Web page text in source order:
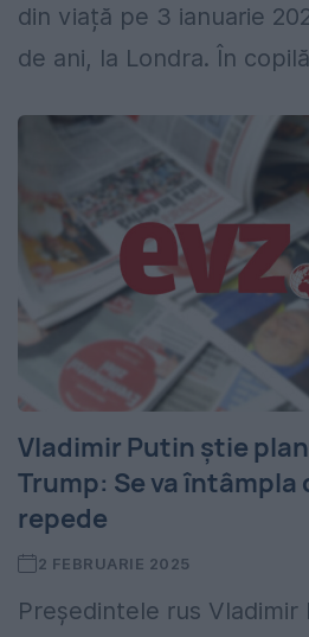
din viață pe 3 ianuarie
de ani, la Londra. În
Vladimir Putin știe
Trump: Se va întâmpla
repede
2 FEBRUARIE 2025
Președintele rus